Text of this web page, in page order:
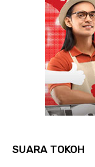
SUARA TOKOH